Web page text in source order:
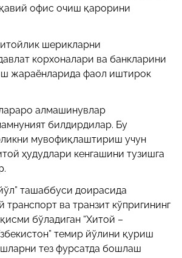
офис очиш қарорини
шерикларни
корхоналари ва банкларини
жараёнларида фаол иштирок
алмашинувлар
билдирдилар. Бу
мувофиқлаштириш учун
ҳудудлари кенгашини тузишга
ташаббуси доирасида
транспорт ва транзит кўпригининг
бўладиган “Хитой –
темир йўлини қуриш
тез фурсатда бошлаш